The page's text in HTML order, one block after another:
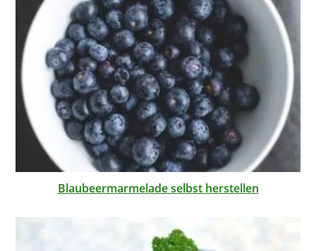
Blaubeermarmelade selbst herstellen